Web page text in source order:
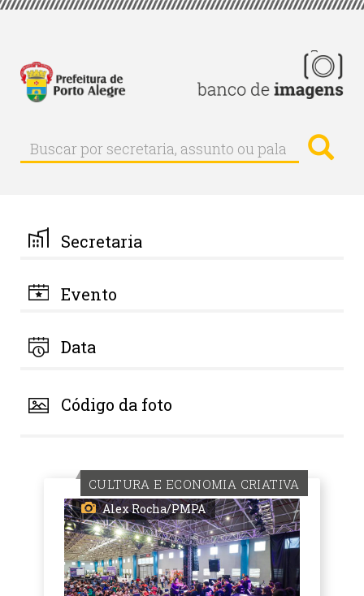
Pular
principal
Buscar
Buscar
por
palavra-
chave
Secretaria
Evento
Data
Código da foto
CULTURA E ECONOMIA CRIATIVA
Alex Rocha/PMPA